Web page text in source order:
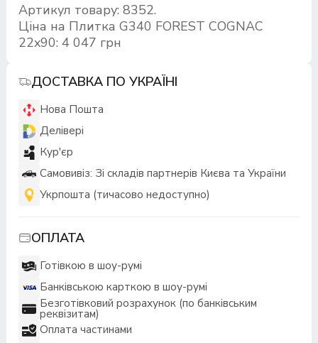
Артикул товару: 8352.
Ціна на Плитка G340 FOREST COGNAC
22x90: 4 047 грн
ДОСТАВКА ПО УКРАЇНІ
Нова Пошта
Делівері
Кур'єр
Самовивіз: Зі складів партнерів Києва та України
Укрпошта (тичасово недоступно)
ОПЛАТА
Готівкою в шоу-румі
Банківською карткою в шоу-румі
Безготівковий розрахунок (по банківським
реквізитам)
Оплата частинами